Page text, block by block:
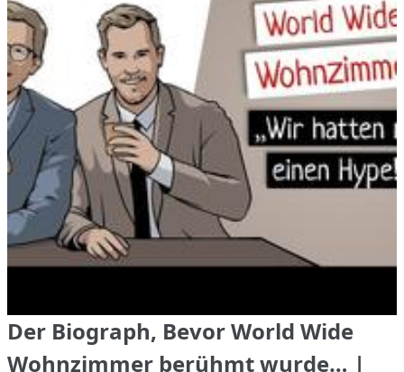
Der Biograph, Bevor World Wide
Wohnzimmer berühmt wurde… |